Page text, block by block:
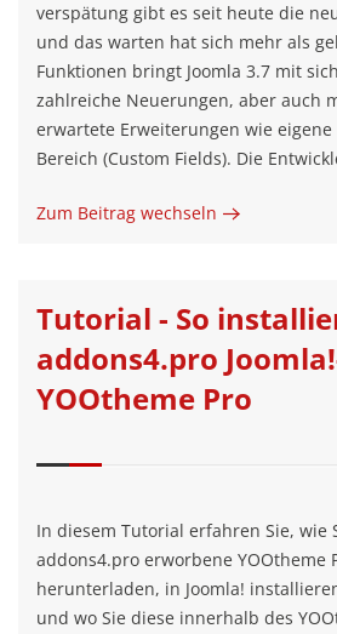
verspätung gibt es seit heute die
und das warten hat sich mehr als
Funktionen bringt Joomla 3.7 mit
zahlreiche Neuerungen, aber auch
erwartete Erweiterungen wie
Bereich (Custom Fields). Die
Zum Beitrag wechseln
Tutorial - So
addons4.pro
YOOtheme Pro
In diesem Tutorial erfahren Sie, wie
addons4.pro erworbene YOOtheme
herunterladen, in Joomla!
und wo Sie diese innerhalb des